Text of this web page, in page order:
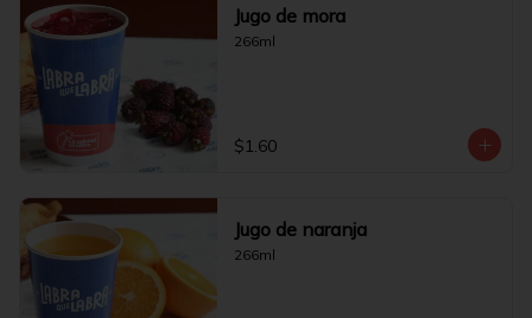
Jugo de mora
266ml
$1.60
Jugo de naranja
266ml